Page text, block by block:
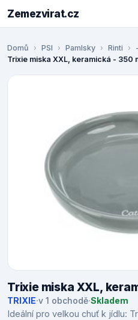
Zemezvirat.cz
Domů PSI Pamlsky Rinti
-
Trixie miska XXL, keramická - 350
Trixie miska XXL,
TRIXIE·v 1 obchodě·Skladem
Ideální pro velkou chuť k jídlu: